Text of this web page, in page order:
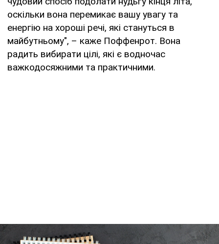
оскільки вона перемикає вашу увагу та
енергію на хороші речі, які стануться в
майбутньому", – каже Поффенрот. Вона
радить вибирати цілі, які є водночас
важкодосяжними та практичними.